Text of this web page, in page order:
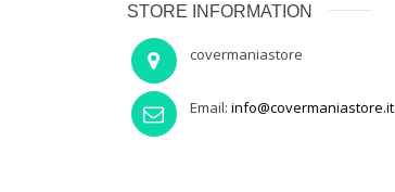
STORE INFORMATION
covermaniastore
Email: info@covermaniastore.it